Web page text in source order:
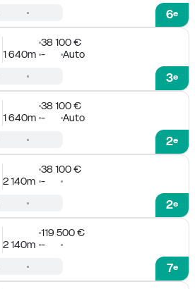
6e
38 100 €
1 640m - Auto
3e
38 100 €
1 640m - Auto
2e
38 100 €
2 140m -
2e
119 500 €
2 140m -
7e